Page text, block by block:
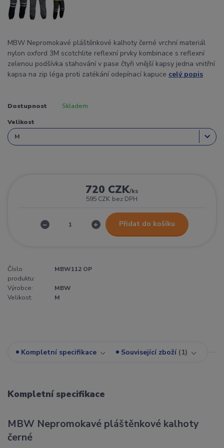
MBW Nepromokavé pláštěnkové kalhoty černé vrchní materiál
nylon oxford 3M scotchlite reflexní prvky kombinace s reflexní
zelenou podšívka stahování v pase čtyři vnější kapsy jedna vnitřní
kapsa na zip léga proti zatékání odepínací kapuce celý popis
Dostupnost Skladem
Velikost
720 CZK/ks
595 CZK bez DPH
Přidat do košíku
Číslo
produktu:
MBW112 OP
Výrobce:
MBW
Velikost:
M
Kompletní specifikace Související zboží 1
Kompletní specifikace
MBW Nepromokavé pláštěnkové kalhoty
černé